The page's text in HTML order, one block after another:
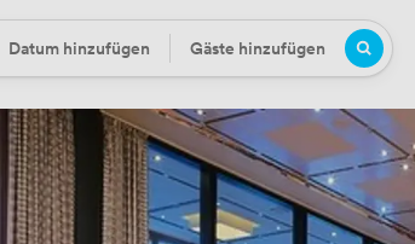
Datum
Datum hinzufügen Gäste
Gäste hinzufügen